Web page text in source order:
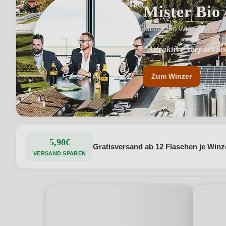
Mister Bio
Mister Bio Wine
"Attraktive
"Einsatz von IOT-
Zum Winzer
5,90€
VERSAND SPAREN
Gratisversand ab 12 Flaschen je